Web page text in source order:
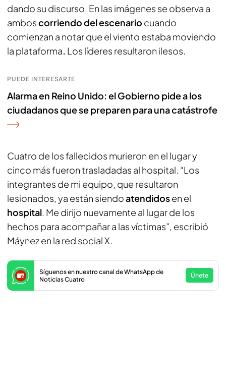
dando su discurso. En las imágenes se observa a
amboscorriendo del escenario cuando
comienzan a notar que el viento estaba moviendo
la plataforma. Los líderes resultaron ilesos.
PUEDE INTERESARTE
Alarma en Reino Unido: el Gobierno pide a los
ciudadanos que se preparen para una catástrofe
Cuatro de los fallecidos murieron en el lugar y
cinco más fueron trasladadas al hospital. “Los
integrantes de mi equipo, que resultaron
lesionados, ya están siendoatendidosen el
hospital. Me dirijo nuevamente al lugar de los
hechos para acompañar a las víctimas”, escribió
Máynez en la red social X.
Síguenos en nuestro canal de WhatsApp de
Noticias Cuatro
Únete